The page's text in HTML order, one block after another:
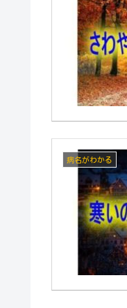
病名がわかる